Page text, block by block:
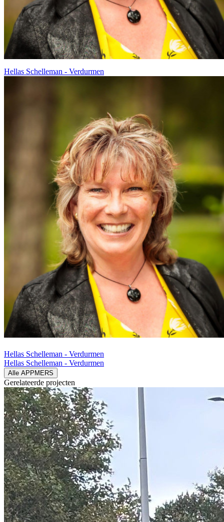
Hellas Schelleman - Verdurmen
Hellas Schelleman - Verdurmen
Hellas Schelleman - Verdurmen
Alle APPMERS
Gerelateerde projecten